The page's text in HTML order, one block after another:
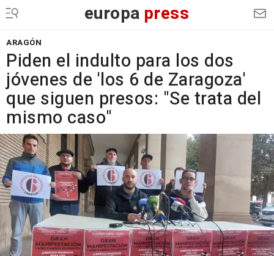
europa press
ARAGÓN
Piden el indulto para los dos
jóvenes de 'los 6 de Zaragoza'
que siguen presos: "Se trata del
mismo caso"